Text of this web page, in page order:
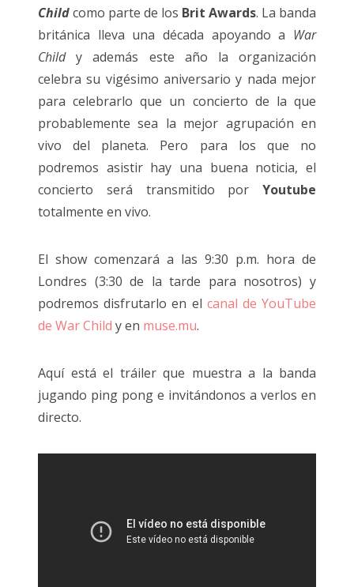
Childcomo parte de los Brit Awards. La banda
británica lleva una década apoyando a War
Childy además este año la organización
celebra su vigésimo aniversario y nada mejor
para celebrarlo que un concierto de la que
probablemente sea la mejor agrupación en
vivo del planeta. Pero para los que no
podremos asistir hay una buena noticia, el
concierto será transmitido por Youtube
totalmente en vivo.
El show comenzará a las 9:30 p.m. hora de
Londres (3:30 de la tarde para nosotros) y
podremos disfrutarlo en el canal de YouTube
de War Child y en muse.mu.
Aquí está el tráiler que muestra a la banda
jugando ping pong e invitándonos a verlos en
directo.